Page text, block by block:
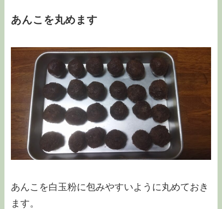
あんこを丸めます
あんこを白玉粉に包みやすいように丸めておき
ます。